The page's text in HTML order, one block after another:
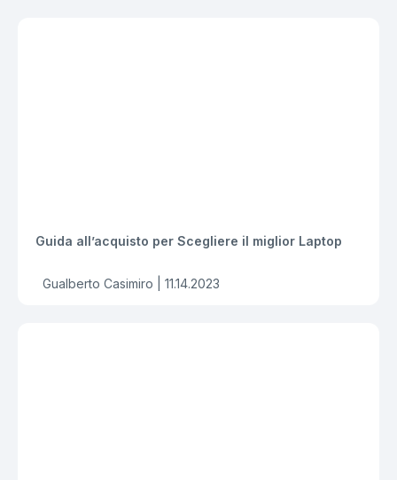
Guida all’acquisto per Scegliere il miglior Laptop
Gualberto Casimiro | 11.14.2023